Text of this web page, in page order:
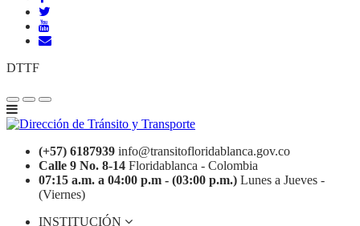
DTTF
(+57) 6187939 info@transitofloridablanca.gov.co
Calle 9 No. 8-14 Floridablanca - Colombia
07:15 a.m. a 04:00 p.m - (03:00 p.m.) Lunes a Jueves -
(Viernes)
INSTITUCIÓN